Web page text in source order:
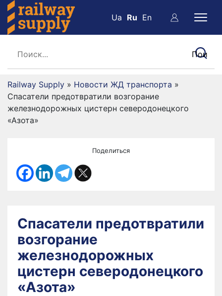
Ua Ru En
Railway Supply » Новости ЖД транспорта »
Спасатели предотвратили возгорание
железнодорожных цистерн северодонецкого
«Азота»
Поделиться
Спасатели предотвратили
возгорание
железнодорожных
цистерн северодонецкого
«Азота»